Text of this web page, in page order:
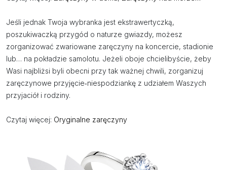
Jeśli jednak Twoja wybranka jest ekstrawertyczką,
poszukiwaczką przygód o naturze gwiazdy, możesz
zorganizować zwariowane zaręczyny na koncercie, stadionie
lub… na pokładzie samolotu. Jeżeli oboje chcielibyście, żeby
Wasi najbliżsi byli obecni przy tak ważnej chwili, zorganizuj
zaręczynowe przyjęcie‑niespodziankę z udziałem Waszych
przyjaciół i rodziny.
Czytaj więcej: Oryginalne zaręczyny